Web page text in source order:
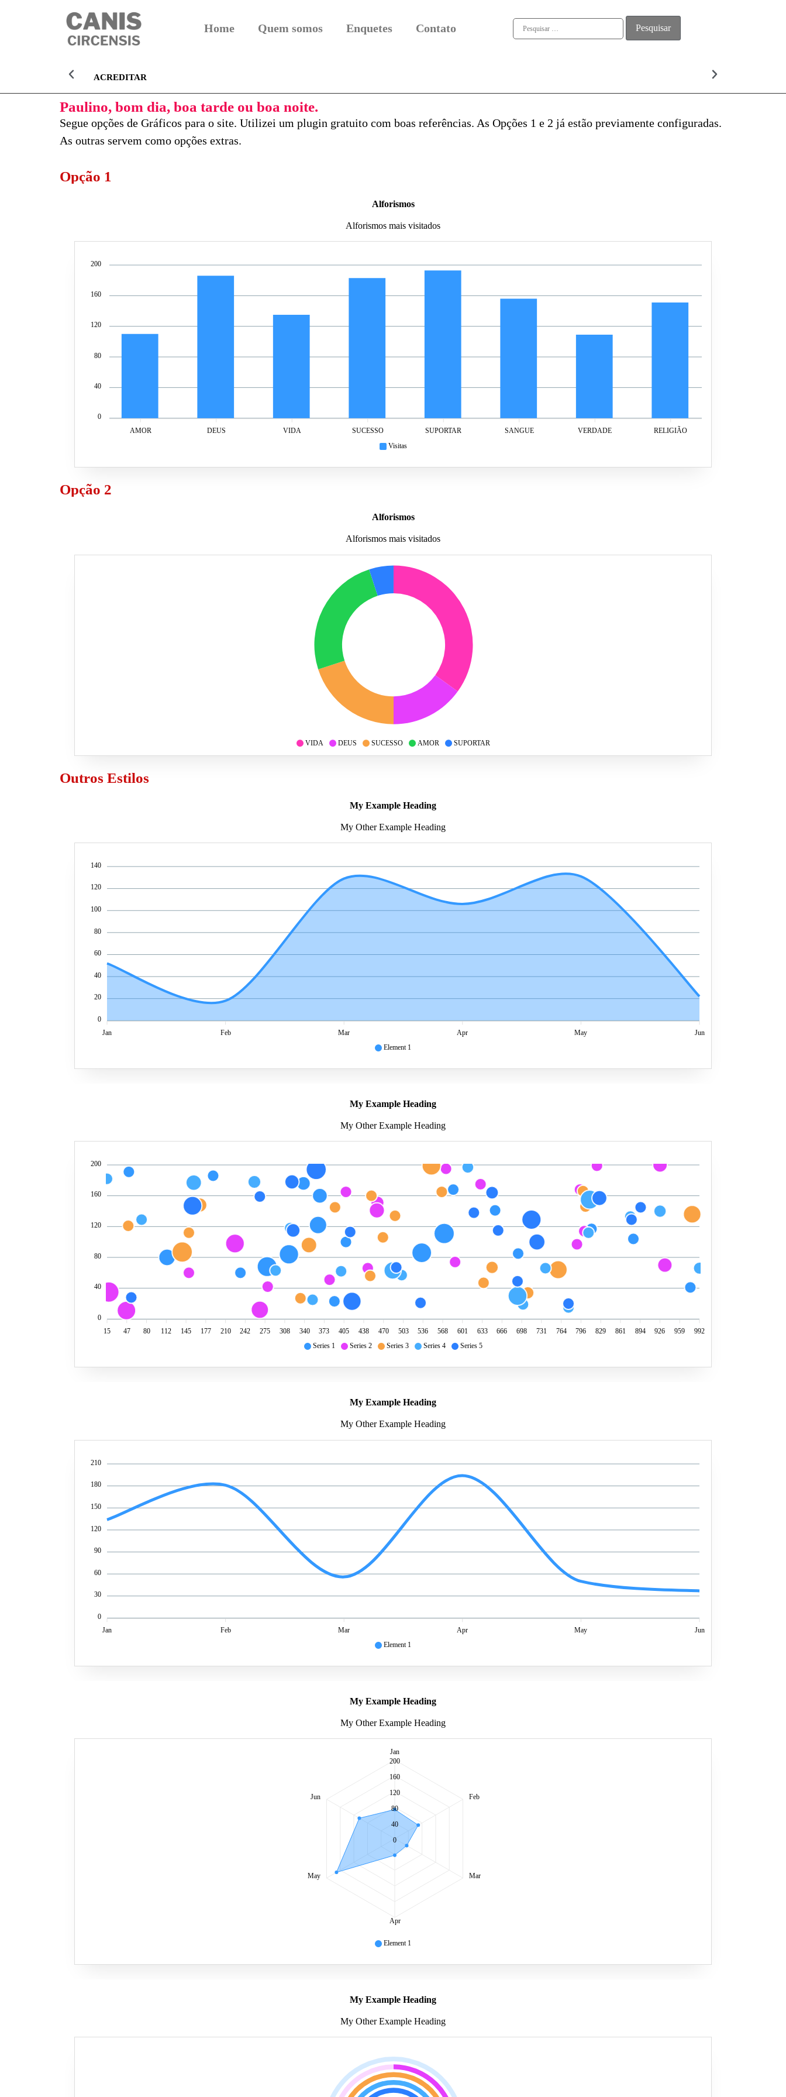
Home Quem somos Enquetes Contato
ACREDITAR ALMA
Paulino, bom dia, boa tarde ou boa noite.
Segue opções de Gráficos para o site. Utilizei um plugin gratuito com boas referências. As Opções 1 e 2 já estão previamente configuradas.
As outras servem como opções extras.
Opção 1
Alforismos
Alforismos mais visitados
Visitas
200
160
120
80
40
0
AMOR
DEUS VIDA SUCESSO SUPORTAR SANGUE VERDADE RELIGIÃO
Opção 2
Alforismos
Alforismos mais visitados
VIDA DEUS SUCESSO AMOR SUPORTAR
Outros Estilos
My Example Heading
My Other Example Heading
Element 1
140
120
100
80
60
40
20
0
Jan
Feb Mar Apr May Jun
My Example Heading
My Other Example Heading
Series 1 Series 2 Series 3 Series 4 Series 5
200
160
120
80
40
0
15
47 80 112 145 177 210 242 275 308 340 373 405 438 470 503 536 568 601 633 666 698 731 764 796 829 861 894 926 959 992
My Example Heading
My Other Example Heading
Element 1
210
180
150
120
90
60
30
0
Jan
Feb Mar Apr May Jun
My Example Heading
My Other Example Heading
Element 1
Jan
Feb
Mar
Apr
May
Jun
200
160
120
80
40
0
My Example Heading
My Other Example Heading